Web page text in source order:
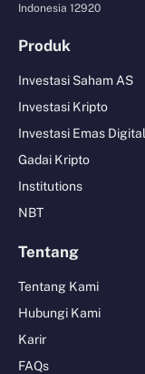
Indonesia 12920
Produk
Investasi Saham AS
Investasi Kripto
Investasi Emas Digital
Gadai Kripto
Institutions
NBT
Tentang
Tentang Kami
Hubungi Kami
Karir
FAQs